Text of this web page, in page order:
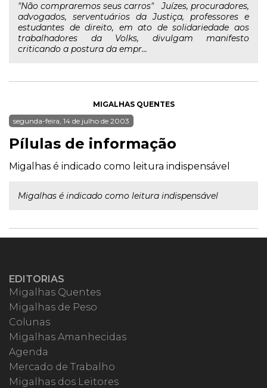
"Não compraremos seus carros" Juízes, procuradores,
advogados, serventuários da Justiça, professores e
estudantes de direito, em ato de solidariedade aos
trabalhadores da Volks, divulgam manifesto
criticando a postura da empr...
MIGALHAS QUENTES
segunda-feira, 14 de julho de 2003
Pílulas de informação
Migalhas é indicado como leitura indispensável
Migalhas é indicado como leitura indispensável
EDITORIAS
Migalhas Quentes
Migalhas de Peso
Colunas
Migalhas Amanhecidas
Agenda
Mercado de Trabalho
Migalhas dos Leitores